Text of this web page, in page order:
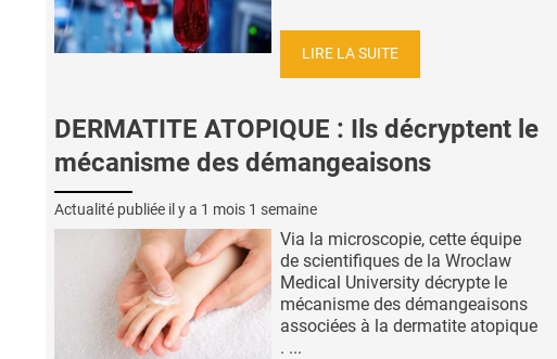
LIRE LA SUITE
DERMATITE ATOPIQUE : Ils décryptent le
mécanisme des démangeaisons
Actualité publiée il y a 1 mois 1 semaine
Via la microscopie, cette équipe
de scientifiques de la Wroclaw
Medical University décrypte le
mécanisme des démangeaisons
associées à la dermatite atopique
. ...